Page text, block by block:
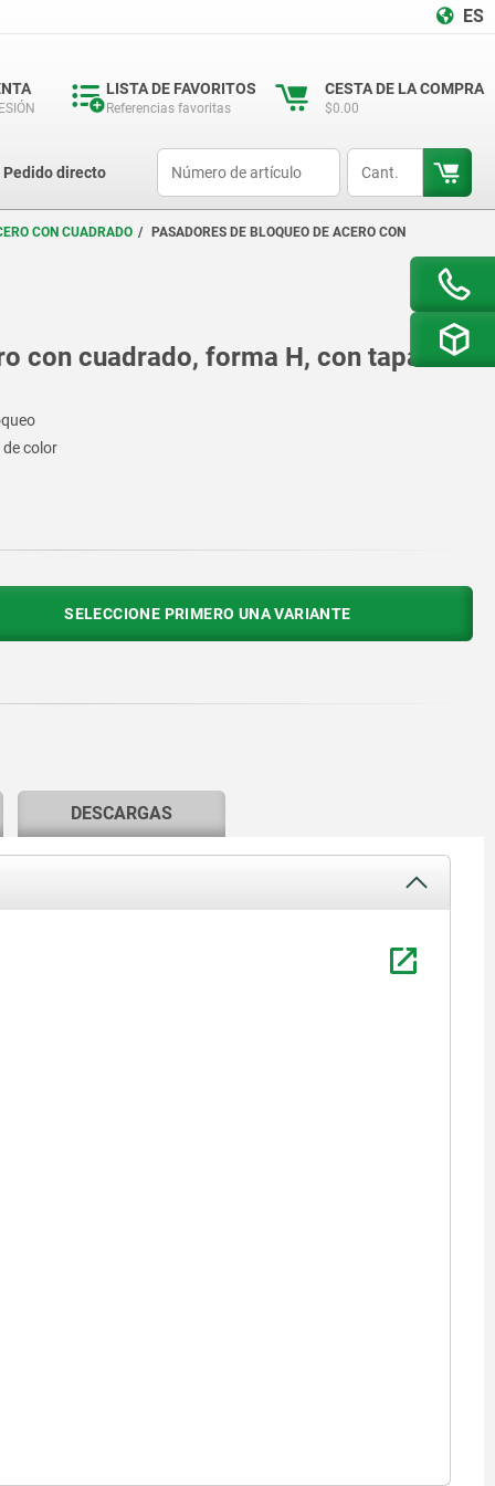
ES
LISTA DE FAVORITOS
Referencias favoritas
CESTA DE LA COMPRA
$0.00
Pedido directo
CON CUADRADO
PASADORES DE BLOQUEO DE ACERO CON
con cuadrado, forma H, con tapa de
color
SELECCIONE PRIMERO UNA VARIANTE
DESCARGAS